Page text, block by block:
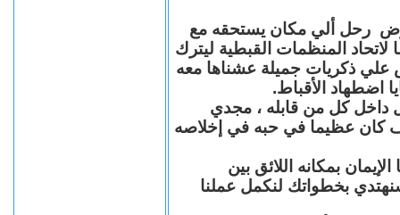
رحل ألي مكان يستحقه مع
المنظمات القبطية ليترك
علي ذكريات جميلة عشناها معه
اضطهاد الأقباط.
داخل كل من قابله ، مجدي
عظيما في حبه في إخلاصه
بمكانه اللائق بين
بخطواتك لنكمل عملنا